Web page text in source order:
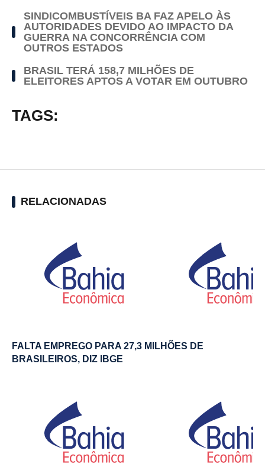
SINDICOMBUSTÍVEIS BA FAZ APELO ÀS
AUTORIDADES DEVIDO AO IMPACTO DA
GUERRA NA CONCORRÊNCIA COM
OUTROS ESTADOS
BRASIL TERÁ 158,7 MILHÕES DE
ELEITORES APTOS A VOTAR EM OUTUBRO
TAGS:
RELACIONADAS
FALTA EMPREGO PARA 27,3 MILHÕES DE
BRASILEIROS, DIZ IBGE